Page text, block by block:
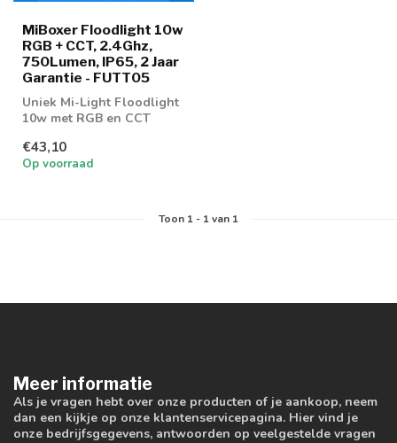
MiBoxer Floodlight 10w
RGB + CCT, 2.4Ghz,
750Lumen, IP65, 2 Jaar
Garantie - FUTT05
Uniek Mi-Light Floodlight
10w met RGB en CCT
€43,10
Op voorraad
Toon 1- 1van 1
Meer informatie
Als je vragen hebt over onze producten of je aankoop, neem
dan een kijkje op onze klantenservicepagina. Hier vind je
onze bedrijfsgegevens, antwoorden op veelgestelde vragen